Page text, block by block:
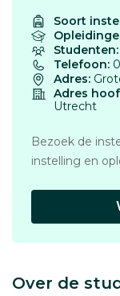
Soort
Studenten:
Telefoon:
Adres:
Adres
Utrecht
Bezoek de
instelling en
Over de